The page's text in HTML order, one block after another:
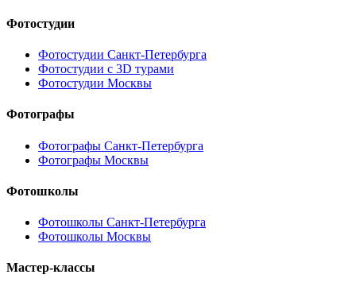
Фотостудии
Фотостудии Санкт-Петербурга
Фотостудии с 3D турами
Фотостудии Москвы
Фотографы
Фотографы Санкт-Петербурга
Фотографы Москвы
Фотошколы
Фотошколы Санкт-Петербурга
Фотошколы Москвы
Мастер-классы